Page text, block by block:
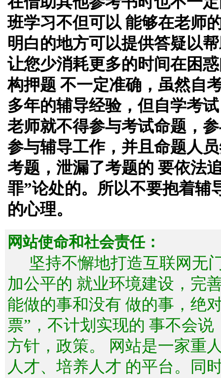
班学习不但可以 能够在老师
明白的地方可以提供答疑以
让您少消耗更多的时间在困
构押题 不一定准确，虽然自
多年的辅导经验，但自学考
老师就不得参与考试命题，
参与辅导工作，并且命题人
考题，泄漏了考题的 要依法
罪”论处的。所以不要抱着辅
的心理。
网站使命和社会责任：
坚持不懈地打造互联网无
加公平的 就业环境建设，完
能做的事和没有 做的事，绝
票”，不计划实现的 事不会
方针，政策。 网站是一家重
人才、培养人才 的平台。同